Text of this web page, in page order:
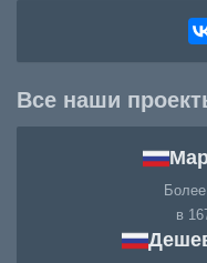
Все наши
Более
в